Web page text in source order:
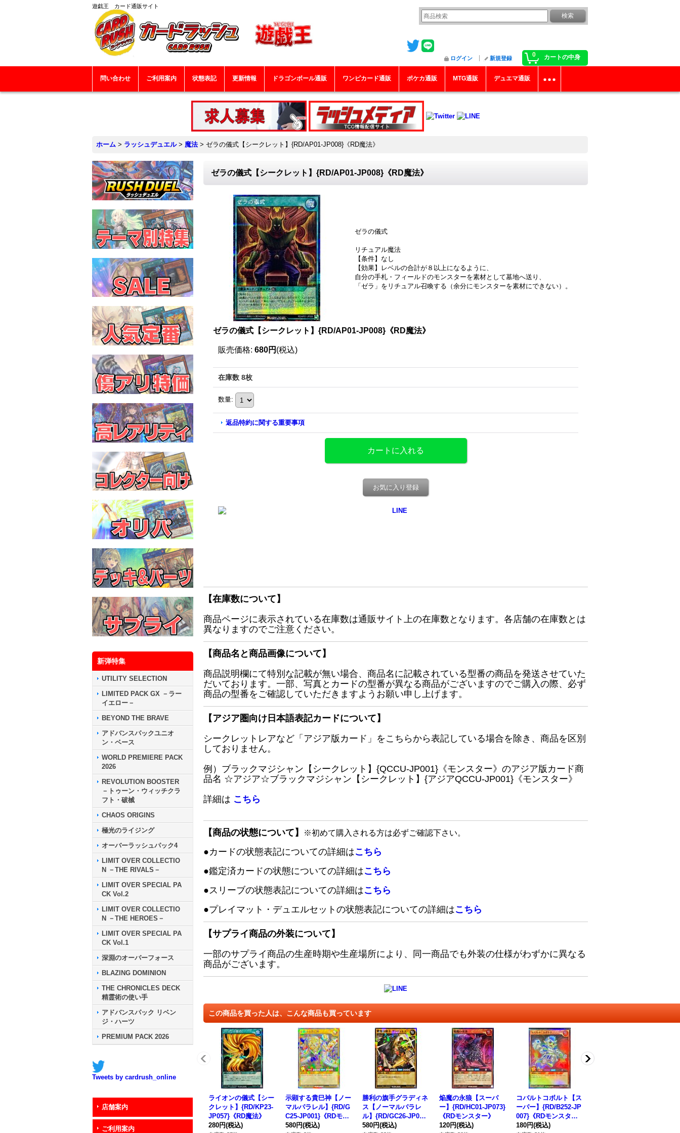
遊戯王 カード通販サイト
0 カートの中身
ログイン 新規登録
問い合わせ ご利用案内 状態表記 更新情報 ドラゴンボール通販 ワンピカード通販 ポケカ通販 MTG通販 デュエマ通販
ホーム > ラッシュデュエル > 魔法 > ゼラの儀式【シークレット】{RD/AP01-JP008}《RD魔法》
新弾特集
UTILITY SELECTION
LIMITED PACK GX －ラー
イエロー－
BEYOND THE BRAVE
アドバンスパックユニオ
ン・ベース
WORLD PREMIERE PACK
2026
REVOLUTION BOOSTER
－トゥーン・ウィッチクラ
フト・破械
CHAOS ORIGINS
極光のライジング
オーバーラッシュパック4
LIMIT OVER COLLECTIO
N －THE RIVALS－
LIMIT OVER SPECIAL PA
CK Vol.2
LIMIT OVER COLLECTIO
N －THE HEROES－
LIMIT OVER SPECIAL PA
CK Vol.1
深淵のオーバーフォース
BLAZING DOMINION
THE CHRONICLES DECK
精霊術の使い手
アドバンスパック リベン
ジ・ハーツ
PREMIUM PACK 2026
Tweets by cardrush_online
店舗案内
ご利用案内
ゼラの儀式【シークレット】{RD/AP01-JP008}《RD魔法》
ゼラの儀式
リチュアル魔法
【条件】なし
【効果】レベルの合計が８以上になるように、
自分の手札・フィールドのモンスターを素材として墓地へ送り、
「ゼラ」をリチュアル召喚する（余分にモンスターを素材にできない）。
ゼラの儀式【シークレット】{RD/AP01-JP008}《RD魔法》
販売価格: 680円 (税込)
在庫数 8枚
数量:
返品特約に関する重要事項
お気に入り登録
【在庫数について】
商品ページに表示されている在庫数は通販サイト上の在庫数となります。各店舗の在庫数とは
異なりますのでご注意ください。
【商品名と商品画像について】
商品説明欄にて特別な記載が無い場合、商品名に記載されている型番の商品を発送させていた
だいております。一部、写真とカードの型番が異なる商品がございますのでご購入の際、必ず
商品の型番をご確認していただきますようお願い申し上げます。
【アジア圏向け日本語表記カードについて】
シークレットレアなど「アジア版カード」をこちらから表記している場合を除き、商品を区別
しておりません。
例）ブラックマジシャン【シークレット】{QCCU-JP001}《モンスター》のアジア版カード商
品名 ☆アジア☆ブラックマジシャン【シークレット】{アジアQCCU-JP001}《モンスター》
詳細は こちら
【商品の状態について】 ※初めて購入される方は必ずご確認下さい。
●カードの状態表記についての詳細はこちら
●鑑定済カードの状態についての詳細はこちら
●スリーブの状態表記についての詳細はこちら
●プレイマット・デュエルセットの状態表記についての詳細はこちら
【サプライ商品の外装について】
一部のサプライ商品の生産時期や生産場所により、同一商品でも外装の仕様がわずかに異なる
商品がございます。
この商品を買った人は、こんな商品も買っています
ライオンの儀式【シー
クレット】{RD/KP23-
JP057}《RD魔法》
280円(税込)
示顕する貴巳神【ノー
マルパラレル】{RD/G
C25-JP001}《RDモン
スター》
580円(税込)
勝利の旗手グラディネ
ス【ノーマルパラレ
ル】{RD/GC26-JP001}
《RDモンスター》
580円(税込)
焔魔の永狼【スーパ
ー】{RD/HC01-JP073}
《RDモンスター》
120円(税込)
コバルトコボルト【ス
ーパー】{RD/B252-JP
007}《RDモンスタ
ー》
180円(税込)